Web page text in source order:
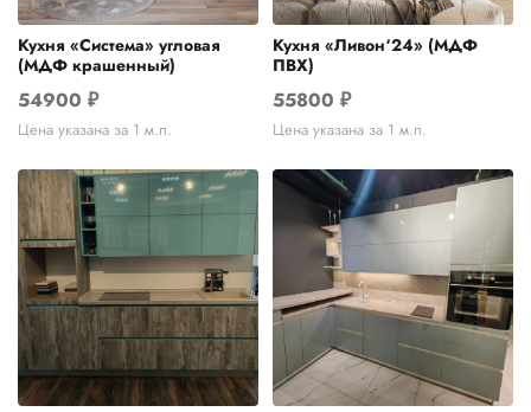
Кухня «Система» угловая
(МДФ крашенный)
54900 ₽
Цена указана за 1 м.п.
Кухня «Ливон‘24» (МДФ
ПВХ)
55800 ₽
Цена указана за 1 м.п.